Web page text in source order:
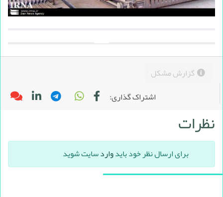
گزارش مشکل
اشتراک گذاری:
نظرات
برای ارسال نظر خود بایدواردسایت شوید